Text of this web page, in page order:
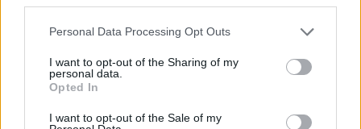
Please note that this website/app uses one or more Google
not limited to your visit or usage behaviour. You may click to
grant or deny consent to Google and its third-party tags to
use your data for below specified purposes in below Google
consent section.
Personal Data Processing Opt Outs
I want to opt-out of the Sharing of my
personal data.
Opted In
I want to opt-out of the Sale of my
A magyar egy stabil, egységes válogatott,
nem úgy, mint a házigazdáké. A német
csapat legutóbbi mérkőzései nyugtalanságra
adnak okot, Julian Nagelsmann szövetségi
kapitány még mindig nem találta meg azt a